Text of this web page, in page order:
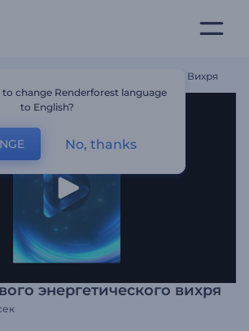
Интро Неонового Энергетического Вихря
энергетического вихря
change Renderforest language
to English?
No, thanks